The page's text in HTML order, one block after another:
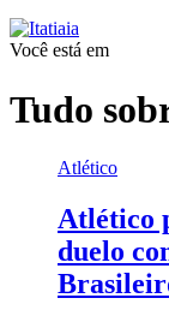
Você está em
Tudo
Atlético
Atlético
duelo